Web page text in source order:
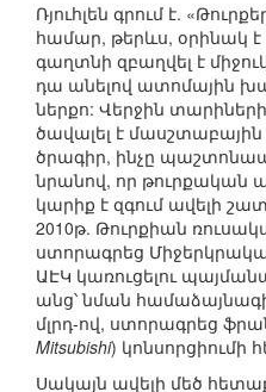
Ռյուհլեն գրում է.
համար, թերևս, օրինակ է
գաղտնի զբաղվել է
դա անելով ատոմային
ներքո: Վերջին
ծավալել է
ծրագիր, ինչը
նրանով, որ թուրքական
կարիք է զգում ավելի
2010թ. Թուրքիան
ստորագրեց
ԱԷԿ կառուցելու
անց՝ նման
մլրդ-ով, ստորագրեց
Mitsubishi) կոնսորցիումի
Սակայն ավելի մեծ